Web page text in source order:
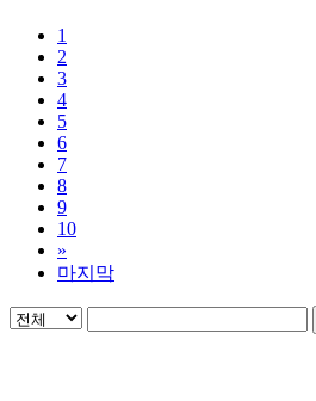
1
2
3
4
5
6
7
8
9
10
»
마지막